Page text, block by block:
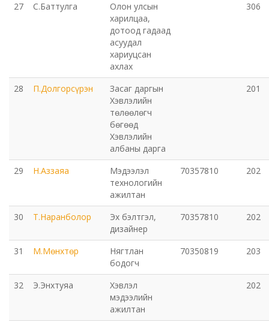
27 С.Баттулга
Олон улсын
харилцаа,
дотоод гадаад
асуудал
хариуцсан
ахлах
306
28 П.Долгорсүрэн
Засаг даргын
Хэвлэлийн
төлөөлөгч
бөгөөд
Хэвлэлийн
албаны дарга
201
29 Н.Аззаяа
Мэдээлэл
технологийн
ажилтан
70357810 202
30 Т.Наранболор
Эх бэлтгэл,
дизайнер
70357810 202
31 М.Мөнхтөр
Нягтлан
бодогч
70350819 203
32 Э.Энхтуяа
Хэвлэл
мэдээлийн
ажилтан
202